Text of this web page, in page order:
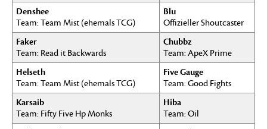
Denshee
Team: Team Mist (ehemals TCG)
Blu
Offizieller Shoutcaster
Faker
Team: Read it Backwards
Chubbz
Team: ApeX Prime
Helseth
Team: Team Mist (ehemals TCG)
Five Gauge
Team: Good Fights
Karsaib
Team: Fifty Five Hp Monks
Hiba
Team: Oil